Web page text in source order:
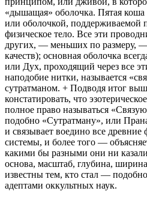
«дышащая» оболочка. Пятая коша
или оболочкой, поддерживаемой
физическое тело. Все эти
других, — меньших по размеру, —
качеств); основная оболочка
или Дух, проходящий через все
наподобие нитки, называется
сутратманом. + Подводя итог
констатировать, что
полное право называться
подобно «Сутратману», или
и связывает воедино все
системы, и более того —
какими бы разными они ни
основа, масштаб, глубина,
известны тем, кто стал —
адептами оккультных наук.